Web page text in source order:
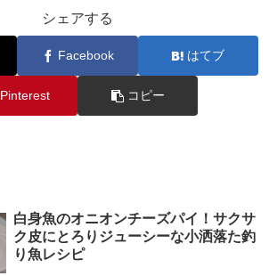
シェアする
Facebook はてブ
Pinterest コピー
白身魚のオニオンチーズパイ！サクサ
ク皮にとろりジューシーな小洒落た釣
り魚レシピ